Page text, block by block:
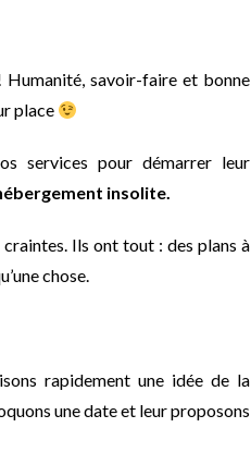
Humanité, savoir-faire et bonne
place
services pour démarrer leur
insolite.
craintes. Ils ont tout : des plans à
chose.
rapidement une idée de la
une date et leur proposons